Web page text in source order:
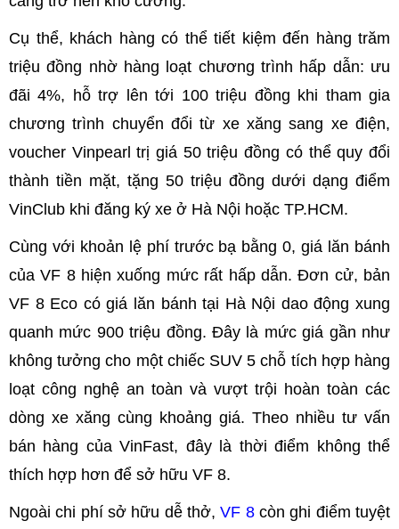
Cụ thể, khách hàng có thể tiết kiệm đến hàng trăm
triệu đồng nhờ hàng loạt chương trình hấp dẫn: ưu
đãi 4%, hỗ trợ lên tới 100 triệu đồng khi tham gia
chương trình chuyển đổi từ xe xăng sang xe điện,
voucher Vinpearl trị giá 50 triệu đồng có thể quy đổi
thành tiền mặt, tặng 50 triệu đồng dưới dạng điểm
VinClub khi đăng ký xe ở Hà Nội hoặc TP.HCM.
Cùng với khoản lệ phí trước bạ bằng 0, giá lăn bánh
của VF 8 hiện xuống mức rất hấp dẫn. Đơn cử, bản
VF 8 Eco có giá lăn bánh tại Hà Nội dao động xung
quanh mức 900 triệu đồng. Đây là mức giá gần như
không tưởng cho một chiếc SUV 5 chỗ tích hợp hàng
loạt công nghệ an toàn và vượt trội hoàn toàn các
dòng xe xăng cùng khoảng giá. Theo nhiều tư vấn
bán hàng của VinFast, đây là thời điểm không thể
thích hợp hơn để sở hữu VF 8.
Ngoài chi phí sở hữu dễ thở,VF 8còn ghi điểm tuyệt